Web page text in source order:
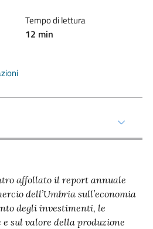
Tempo di lettura
12 min
affollato il report annuale
dell’Umbria sull’economia
degli investimenti, le
sul valore della produzione